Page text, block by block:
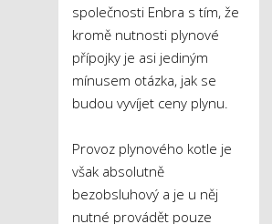
společnosti Enbra s tím, že
kromě nutnosti plynové
přípojky je asi jediným
mínusem otázka, jak se
budou vyvíjet ceny plynu.
Provoz plynového kotle je
však absolutně
bezobsluhový a je u něj
nutné provádět pouze